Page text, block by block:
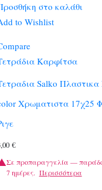
στο καλάθι
to Wishlist
Καρφίτσα
Salko Πλαστικα
Χρωματιστα 17χ25
€
Σε προπαραγγελία —
7 ημέρες. Περισσότερα